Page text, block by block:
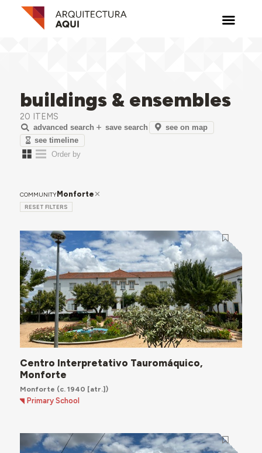
buildings & ensembles
20 ITEMS
advanced search save search
see on map
see timeline
COMMUNITYMonforte
RESET FILTERS
Centro Interpretativo Tauromáquico,
Monforte
Monforte (c. 1940 [atr.])
Primary School